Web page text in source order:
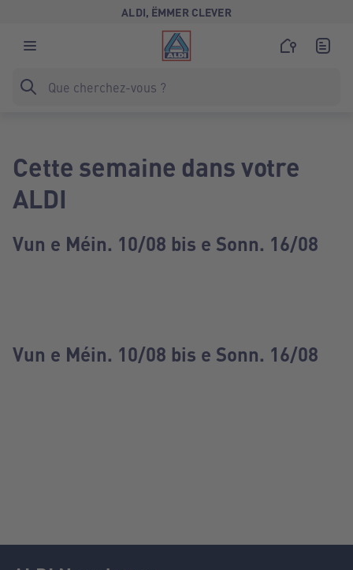
ALDI, ËMMER CLEVER
Cette semaine dans votre
ALDI
Vun e Méin. 10/08 bis e Sonn. 16/08
Vun e Méin. 10/08 bis e Sonn. 16/08